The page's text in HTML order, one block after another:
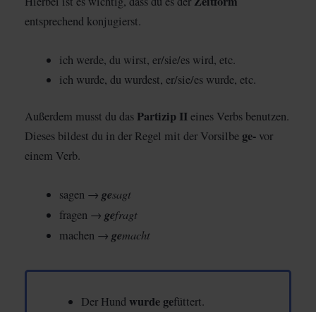
entsprechend konjugierst.
ich werde, du wirst, er/sie/es wird, etc.
ich wurde, du wurdest, er/sie/es wurde, etc.
Außerdem musst du das Partizip IIeines Verbs benutzen.
Dieses bildest du in der Regel mit der Vorsilbe ge- vor
einem Verb.
sagen →gesagt
fragen →gefragt
machen →gemacht
Der Hund wurde gefüttert.